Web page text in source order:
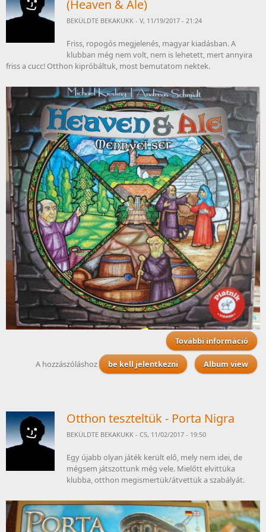
(Heaven & Ale)
BEKÜLDTE BEKAKUKK - V, 11/19/2017 - 21:24
Friss, ropogós megjelenés, magyar kiadásban. A
klubban még nem volt, nem is lehetett, mert annyira
friss a cucc! Otthon kipróbáltuk, most bemutatom nektek.
További információ
A hozzászóláshoz be kell jelentkezni Album view
Otthon teszteltük - Porta Nigra
BEKÜLDTE BEKAKUKK - CS, 11/02/2017 - 19:50
Egy újabb olyan játék került elő, mely nem idei, de
mégsem játszottunk még vele. Mielőtt elvittüka
klubba, otthon megismertük/átvettük a szabályát.